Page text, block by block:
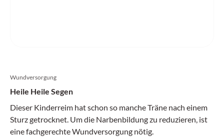
Wundversorgung
Heile Heile Segen
Dieser Kinderreim hat schon so manche Träne nach einem
Sturz getrocknet. Um die Narbenbildung zu reduzieren, ist
eine fachgerechte Wundversorgung nötig.